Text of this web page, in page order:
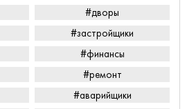
#дворы
#застройщики
#финансы
#ремонт
#аварийщики